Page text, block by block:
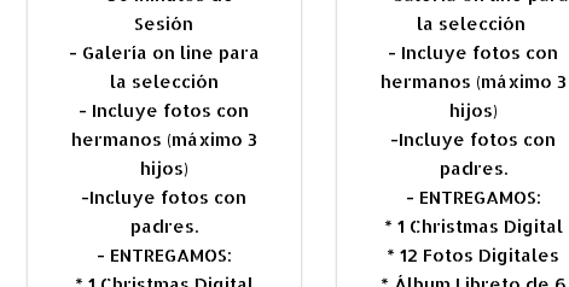
Sesión
- Galería on line para
la selección
- Incluye fotos con
hermanos (máximo 3
hijos)
-Incluye fotos con
padres.
- ENTREGAMOS:
la selección
- Incluye fotos con
hermanos (máximo 3
hijos)
-Incluye fotos con
padres.
- ENTREGAMOS:
* 1 Christmas Digital
* 12 Fotos Digitales